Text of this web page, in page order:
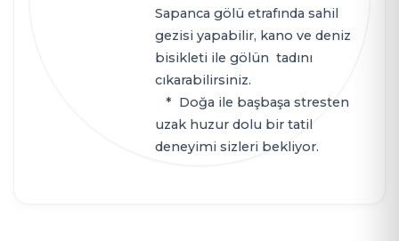
Sapanca gölü etrafında sahil
gezisi yapabilir, kano ve deniz
bisikleti ile gölün tadını
cıkarabilirsiniz.
* Doğa ile başbaşa stresten
uzak huzur dolu bir tatil
deneyimi sizleri bekliyor.